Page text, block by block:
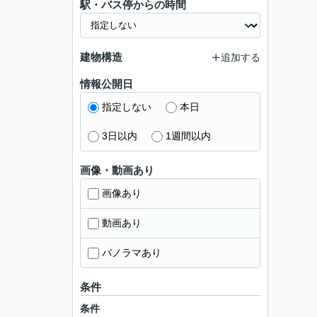
駅・バス停からの時間
建物構造 追加する
情報公開日
指定しない 本日
3日以内 1週間以内
画像・動画あり
画像あり
動画あり
パノラマあり
条件
条件